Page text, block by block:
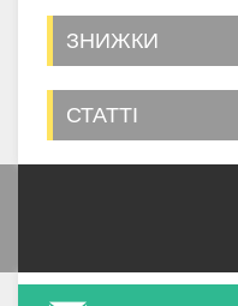
ЗНИЖКИ
СТАТТІ